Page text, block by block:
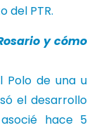
del PTR.
y cómo
Polo de una u
el desarrollo
hace 5